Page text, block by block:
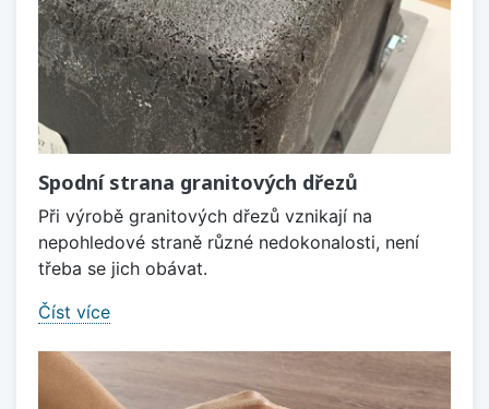
Spodní strana granitových dřezů
Při výrobě granitových dřezů vznikají na
nepohledové straně různé nedokonalosti, není
třeba se jich obávat.
Číst více